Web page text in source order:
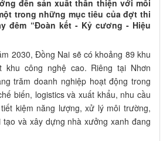
đến sản xuất thân thiện với môi
trong những mục tiêu của đợt thi
đêm “Đoàn kết - Kỷ cương - Hiệu
2030, Đồng Nai sẽ có khoảng 89 khu
khu công nghệ cao. Riêng tại Nhơn
trăm doanh nghiệp hoạt động trong
biến, logistics và xuất khẩu, nhu cầu
kiệm năng lượng, xử lý môi trường,
và xây dựng nhà xưởng xanh đang